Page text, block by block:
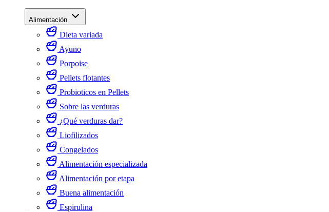
Alimentación
Dieta variada
Ayuno
Porpoise
Pellets flotantes
Probioticos en Pellets
Sobre las verduras
¿Qué verduras dar?
Liofilizados
Congelados
Alimentación especializada
Alimentación por etapa
Buena alimentación
Espirulina